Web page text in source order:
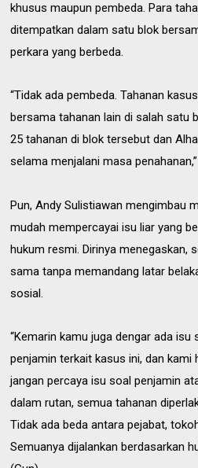
khusus maupun pembeda. Para
ditempatkan dalam satu blok
perkara yang berbeda.
“Tidak ada pembeda. Tahanan
bersama tahanan lain di salah satu
25 tahanan di blok tersebut dan
selama menjalani masa
Pun, Andy Sulistiawan mengimbau
mudah mempercayai isu liar yang
hukum resmi. Dirinyamenegaskan,
sama tanpa memandang latar
sosial.
“Kemarin kamu juga dengar ada
penjamin terkait kasus ini, dan kami
jangan percaya isu soal penjamin
dalam rutan, semua tahanan
Tidak ada beda antara pejabat,
Semuanya dijalankan berdasarkan